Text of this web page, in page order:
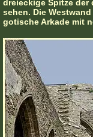
dreieckige Spitze der
sehen. Die
gotische Arkade mit